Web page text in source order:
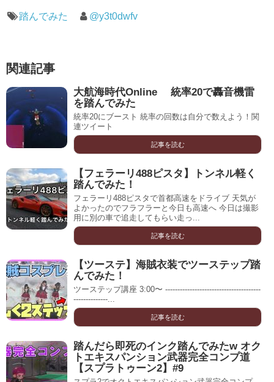
踏んでみた @y3t0dwfv
関連記事
大航海時代Online 統率20で轟音機雷
を踏んでみた
統率20にブースト 統率の回数は自分で数えよう！関
連ツイート
記事を読む
【フェラーリ488ピスタ】トンネル軽く
踏んでみた！
フェラーリ488ピスタで首都高速をドライブ 天気が
よかったのでフラフラーと今日も高速へ 今日は撮影
用に別の車で追走してもらい走っ...
記事を読む
【ツーステ】海賊衣装でツーステップ踏
んでみた！
ツーステップ講座 3:00〜 ---------------------------------------
--------------...
記事を読む
踏んだら即死のインク踏んでみたw オク
トエキスパンション武器完全コンプ道
【スプラトゥーン2】#9